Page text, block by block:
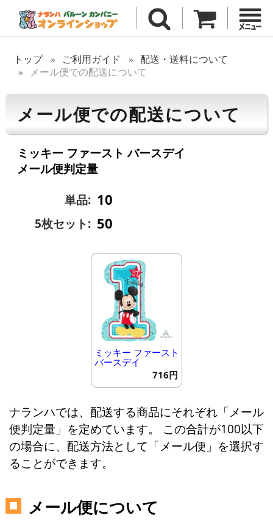
トップ ご利用ガイド
配送・送料について
メール便での配送について
メール便での配送について
ミッキー ファースト バースデイ
メール便判定量
単品: 10
5枚セット: 50
ミッキー ファースト
バースデイ
716円
ナランハでは、配送する商品にそれぞれ「メール
便判定量」を定めています。 この合計が100以下
の場合に、配送方法として「メール便」を選択す
ることができます。
メール便について